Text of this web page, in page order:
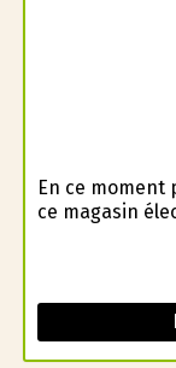
En ce moment
ce magasin